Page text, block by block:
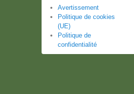
Avertissement
Politique de cookies
(UE)
Politique de
confidentialité